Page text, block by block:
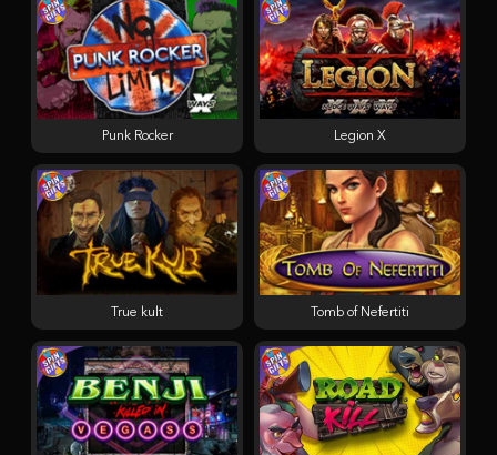
Tomb of Nefertiti
Legion X
Punk Rocker
True kult